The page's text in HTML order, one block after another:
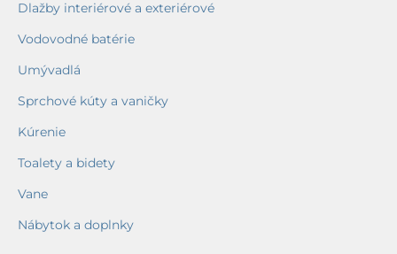
Dlažby interiérové a exteriérové
Vodovodné batérie
Umývadlá
Sprchové kúty a vaničky
Kúrenie
Toalety a bidety
Vane
Nábytok a doplnky